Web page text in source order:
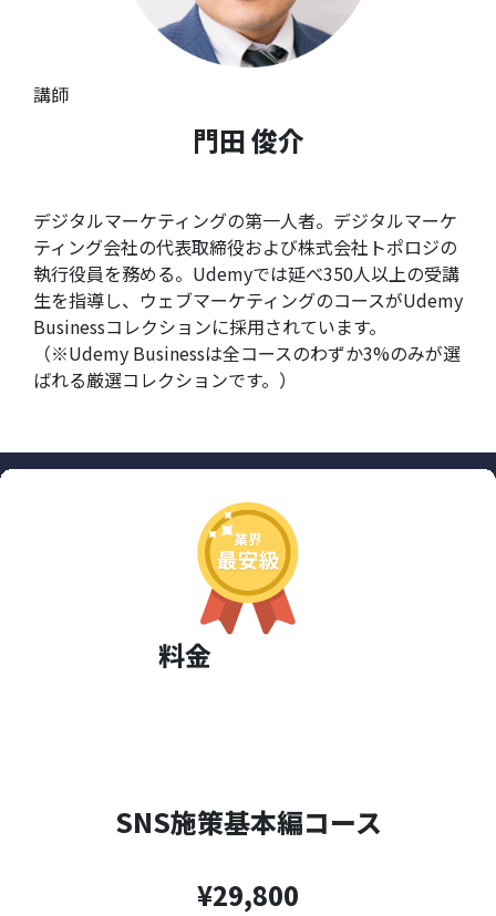
講師
門田 俊介
デジタルマーケティングの第一人者。デジタルマーケ
ティング会社の代表取締役および株式会社トポロジの
執行役員を務める。Udemyでは延べ350人以上の受講
生を指導し、ウェブマーケティングのコースがUdemy
Businessコレクションに採用されています。
（※Udemy Businessは全コースのわずか3%のみが選
ばれる厳選コレクションです。）
料金
SNS施策基本編コース
¥29,800